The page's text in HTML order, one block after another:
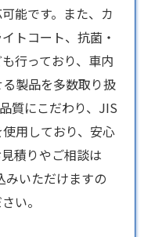
能です。また、カ
トコート、抗菌・
行っており、車内
製品を多数取り扱
質にこだわり、JIS
用しており、安心
積りやご相談は
みいただけますの
い。